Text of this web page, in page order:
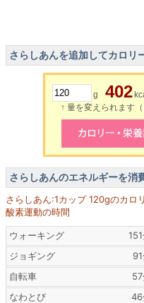
さらしあんを追加してカロリ
g 402
↑ 量を変えられます（
さらしあんのエネルギーを消
さらしあん:1カップ 120gのカロ
酸素運動の時間
ウォーキング
ジョギング
自転車
なわとび
46